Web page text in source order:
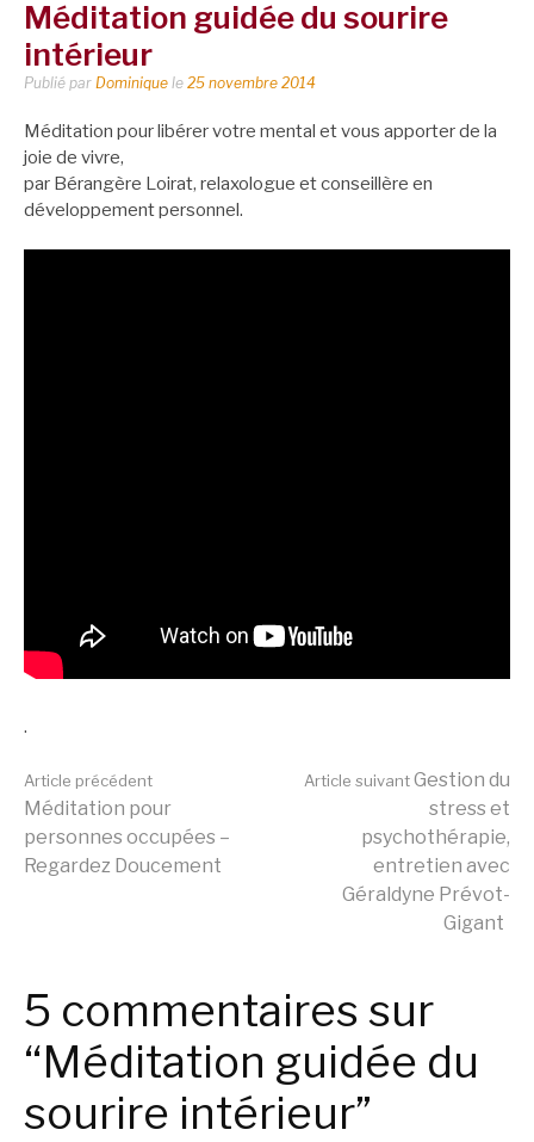
Méditation guidée du sourire
intérieur
Publié par Dominique le 25 novembre 2014
Méditation pour libérer votre mental et vous apporter de la
joie de vivre,
par Bérangère Loirat, relaxologue et conseillère en
développement personnel.
.
Lire
la
Article précédent
Méditation pour
personnes occupées –
Regardez Doucement
Article suivantGestion du
stress et
psychothérapie,
entretien avec
Géraldyne Prévot-
Gigant
5 commentaires sur
“Méditation guidée du
sourire intérieur”